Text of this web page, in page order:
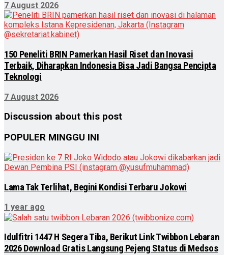
7 August 2026
150 Peneliti BRIN Pamerkan Hasil Riset dan Inovasi
Terbaik, Diharapkan Indonesia Bisa Jadi Bangsa Pencipta
Teknologi
7 August 2026
Discussion about this post
POPULER MINGGU INI
Lama Tak Terlihat, Begini Kondisi Terbaru Jokowi
1 year ago
Idulfitri 1447 H Segera Tiba, Berikut Link Twibbon Lebaran
2026 Download Gratis Langsung Pejeng Status di Medsos